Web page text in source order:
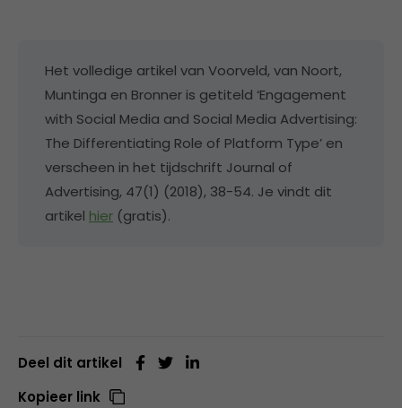
Het volledige artikel van Voorveld, van Noort,
Muntinga en Bronner is getiteld ‘Engagement
with Social Media and Social Media Advertising:
The Differentiating Role of Platform Type’ en
verscheen in het tijdschrift Journal of
Advertising, 47(1) (2018), 38-54. Je vindt dit
artikel hier (gratis).
Deel dit artikel
Kopieer link